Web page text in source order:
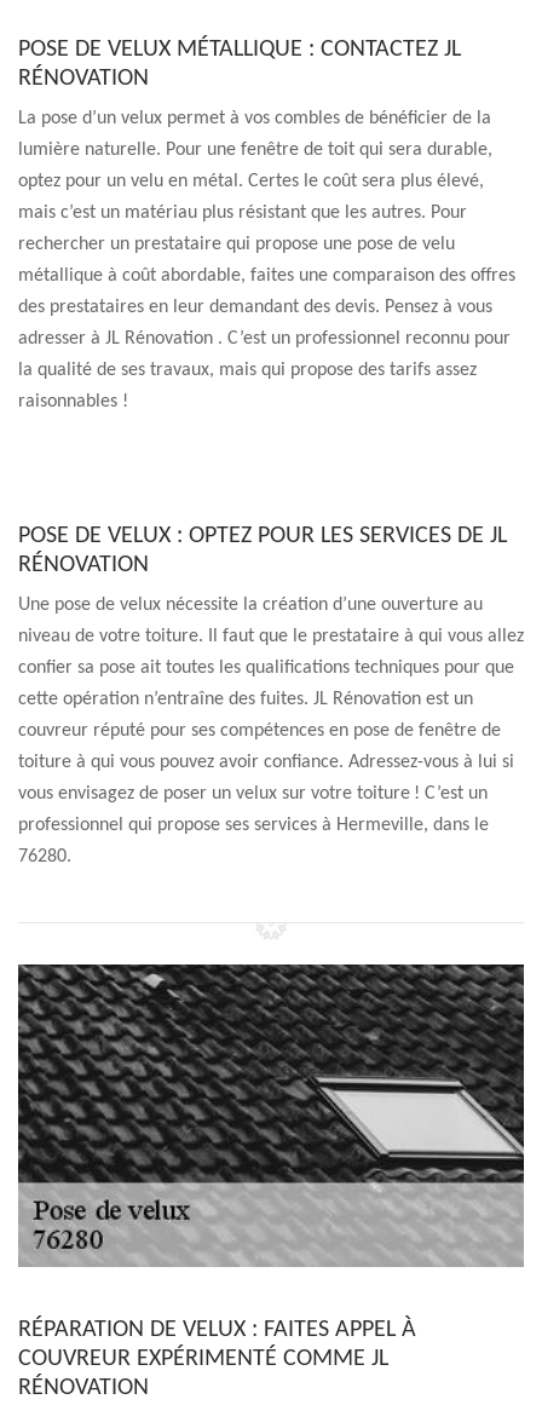
POSE DE VELUX MÉTALLIQUE : CONTACTEZ JL
RÉNOVATION
La pose d’un velux permet à vos combles de bénéficier de la
lumière naturelle. Pour une fenêtre de toit qui sera durable,
optez pour un velu en métal. Certes le coût sera plus élevé,
mais c’est un matériau plus résistant que les autres. Pour
rechercher un prestataire qui propose une pose de velu
métallique à coût abordable, faites une comparaison des offres
des prestataires en leur demandant des devis. Pensez à vous
adresser à JL Rénovation . C’est un professionnel reconnu pour
la qualité de ses travaux, mais qui propose des tarifs assez
raisonnables !
POSE DE VELUX : OPTEZ POUR LES SERVICES DE JL
RÉNOVATION
Une pose de velux nécessite la création d’une ouverture au
niveau de votre toiture. Il faut que le prestataire à qui vous allez
confier sa pose ait toutes les qualifications techniques pour que
cette opération n’entraîne des fuites. JL Rénovation est un
couvreur réputé pour ses compétences en pose de fenêtre de
toiture à qui vous pouvez avoir confiance. Adressez-vous à lui si
vous envisagez de poser un velux sur votre toiture ! C’est un
professionnel qui propose ses services à Hermeville, dans le
76280.
RÉPARATION DE VELUX : FAITES APPEL À
COUVREUR EXPÉRIMENTÉ COMME JL
RÉNOVATION